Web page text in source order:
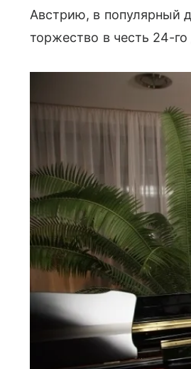
Австрию, в популярный
торжество в честь 24-